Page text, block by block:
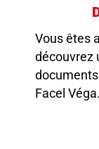
Vous êtes
découvrez
Facel Véga.